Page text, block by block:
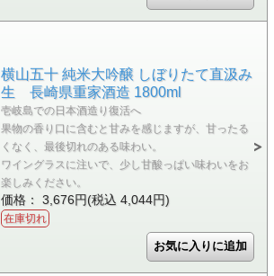
横山五十 純米大吟醸 しぼりたて直汲み
生 長崎県重家酒造 1800ml
壱岐島での日本酒造り復活へ
果物の香り口に含むと甘みを感じますが、甘ったる
くなく、最後切れのある味わい。
ワイングラスに注いで、少し甘酸っぱい味わいをお
楽しみください。
価格： 3,676円(税込 4,044円)
在庫切れ